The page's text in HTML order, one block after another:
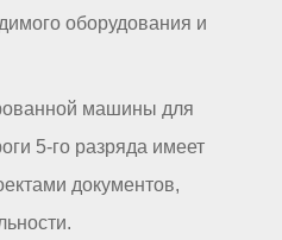
оборудования и
машины для
5-го разряда имеет
документов,